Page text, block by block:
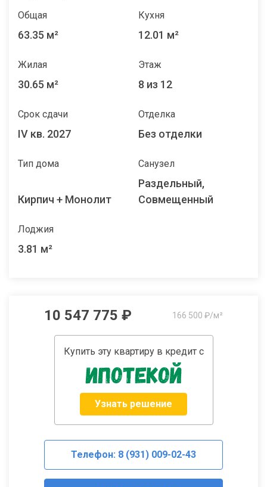
Общая
63.35 м²
Кухня
12.01 м²
Жилая
30.65 м²
Этаж
8 из 12
Срок сдачи
IV кв. 2027
Отделка
Без отделки
Тип дома
Кирпич + Монолит
Санузел
Раздельный,
Совмещенный
Лоджия
3.81 м²
10 547 775 ₽ 166 500 ₽/м²
Купить эту квартиру в кредит с
Узнать решение
Телефон: 8 (931) 009-02-43